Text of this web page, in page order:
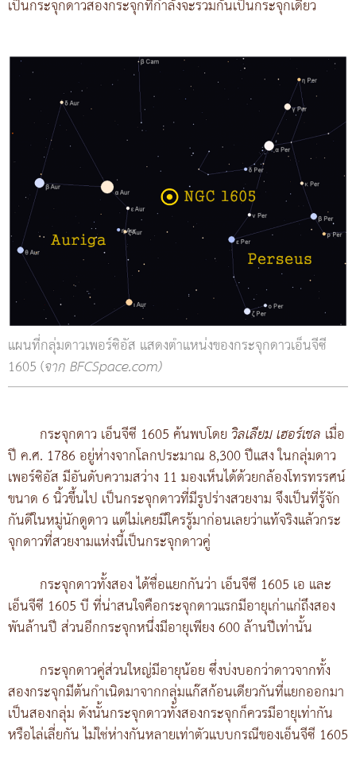
เป็นกระจุกดาวสองกระจุกที่กำลังจะรวมกันเป็นกระจุกเดียว
แผนที่กลุ่มดาวเพอร์ซิอัส แสดงตำแหน่งของกระจุกดาวเอ็นจีซี
1605 (จาก BFCSpace.com)
กระจุกดาว เอ็นจีซี 1605 ค้นพบโดย วิลเลียม เฮอร์เชล เมื่อ
ปี ค.ศ. 1786 อยู่ห่างจากโลกประมาณ 8,300 ปีแสง ในกลุ่มดาว
เพอร์ซิอัส มีอันดับความสว่าง 11 มองเห็นได้ด้วยกล้องโทรทรรศน์
ขนาด 6 นิ้วขึ้นไป เป็นกระจุกดาวที่มีรูปร่างสวยงาม จึงเป็นที่รู้จัก
กันดีในหมู่นักดูดาว แต่ไม่เคยมีใครรู้มาก่อนเลยว่าแท้จริงแล้วกระ
จุกดาวที่สวยงามแห่งนี้เป็นกระจุกดาวคู่
กระจุกดาวทั้งสอง ได้ชื่อแยกกันว่า เอ็นจีซี 1605 เอ และ
เอ็นจีซี 1605 บี ที่น่าสนใจคือกระจุกดาวแรกมีอายุเก่าแก่ถึงสอง
พันล้านปี ส่วนอีกกระจุกหนึ่งมีอายุเพียง 600 ล้านปีเท่านั้น
กระจุกดาวคู่ส่วนใหญ่มีอายุน้อย ซึ่งบ่งบอกว่าดาวจากทั้ง
สองกระจุกมีต้นกำเนิดมาจากกลุ่มแก๊สก้อนเดียวกันที่แยกออกมา
เป็นสองกลุ่ม ดังนั้นกระจุกดาวทั้งสองกระจุกก็ควรมีอายุเท่ากัน
หรือไล่เลี่ยกัน ไม่ใช่ห่างกันหลายเท่าตัวแบบกรณีของเอ็นจีซี 1605